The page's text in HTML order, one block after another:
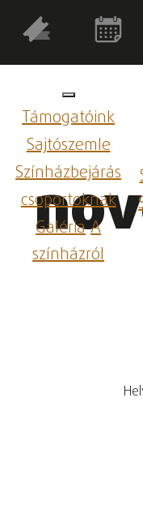
Támogatóink
Sajtószemle
Színházbejárás
csoportoknak
GalériaA
színházról